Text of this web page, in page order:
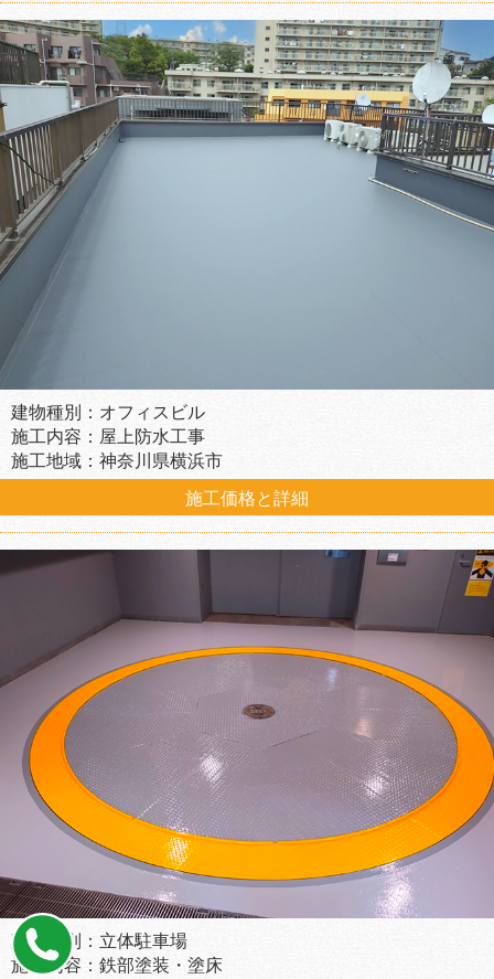
建物種別：オフィスビル
施工内容：屋上防水工事
施工地域：神奈川県横浜市
施工価格と詳細
建物種別：立体駐車場
施工内容：鉄部塗装・塗床